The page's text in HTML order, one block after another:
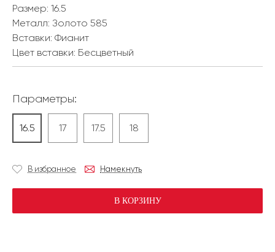
Размер: 16.5
Металл: Золото 585
Вставки: Фианит
Цвет вставки: Бесцветный
Параметры:
16.5 17 17.5 18
В избранное Намекнуть
В КОРЗИНУ